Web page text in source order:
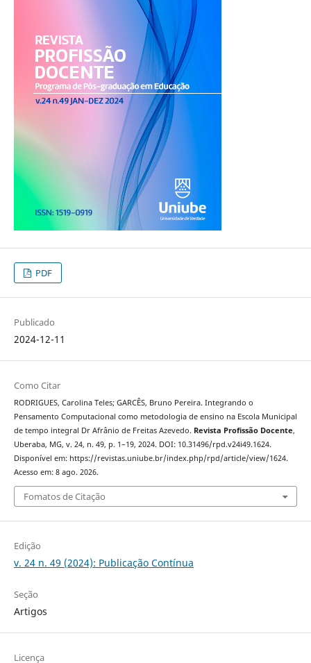
PDF
Publicado
2024-12-11
Como Citar
RODRIGUES, Carolina Teles; GARCÊS, Bruno Pereira. Integrando o
Pensamento Computacional como metodologia de ensino na Escola Municipal
de tempo integral Dr Afrânio de Freitas Azevedo. Revista Profissão Docente,
Uberaba, MG, v. 24, n. 49, p. 1–19, 2024. DOI: 10.31496/rpd.v24i49.1624.
Disponível em: https://revistas.uniube.br/index.php/rpd/article/view/1624.
Acesso em: 8 ago. 2026.
Fomatos de Citação
Edição
v. 24 n. 49 (2024): Publicação Contínua
Seção
Artigos
Licença